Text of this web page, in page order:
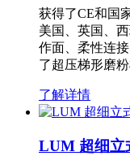
获得了CE和国
美国、英国、
作面、柔性连
了超压梯形磨
了解详情
LUM 超细立